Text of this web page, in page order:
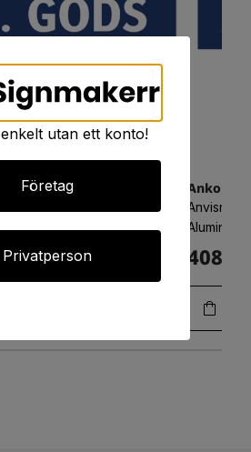
Aluminium
408:-
utan ett konto!
Företag
Privatperson